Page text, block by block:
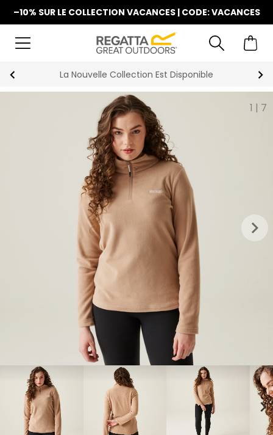
–10% SUR LE COLLECTION VACANCES | CODE: VACANCES
La Nouvelle Collection Est Disponible
1 | 7
keyboard_arrow_right
chevron_right